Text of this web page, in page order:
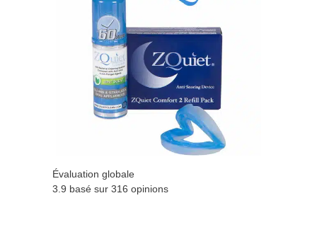
Évaluation globale
3.9 basé sur 316 opinions